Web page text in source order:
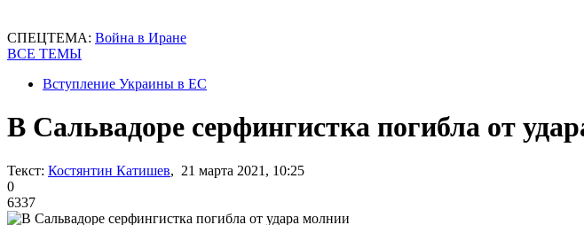
СПЕЦТЕМА: Война в Иране
ВСЕ ТЕМЫ
Вступление Украины в ЕС
В Сальвадоре серфингистка погибла от
Текст: Костянтин Катишев, 21 марта 2021, 10:25
0
6337